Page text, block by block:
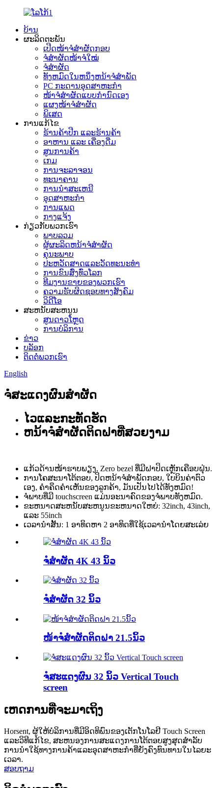
ບ້ານ
ຜະລິດຕະພັນ
ເປີດໜ້າຈໍສຳຜັດກອບ
ຈໍສຳຜັດໜ້າຈໍໃໝ່
ຈໍສຳຜັດ
ທັງຫມົດໃນຫນຶ່ງຫນ້າຈໍສໍາພັດ
PC ກະດານອຸດສາຫະກໍາ
ໜ້າຈໍສຳຜັດແບບກຳນົດເອງ
ແຜງໜ້າຈໍສຳຜັດ
ພິເສດ
ການແກ້ໄຂ
ຮ້ານຄ້າປີກ ແລະຮ້ານຄ້າ
ອາຫານ ແລະ ເຄື່ອງດື່ມ
ສູນການຄ້າ
ເກມ
ການຈະລາຈອນ
ທະນາຄານ
ການນໍາສະເຫນີ
ອຸດສາຫະກໍາ
ການແພດ
ກາງແຈ້ງ
ກ່ຽວ​ກັບ​ພວກ​ເຮົາ
ພາບລວມ
ຜູ້ຜະລິດຫນ້າຈໍສໍາຜັດ
ຄຸນະພາບ
ປະຫວັດສາດແລະວັດທະນະທໍາ
ການຂົນສົ່ງທົ່ວໂລກ
ທີມງານຂາຍຂອງພວກເຮົາ
ຄວາມຮັບຜິດຊອບທາງສັງຄົມ
ວິດີໂອ
ສະຫນັບສະຫນູນ
ສູນດາວໂຫຼດ
ການບໍລິການ
ຂ່າວ
ບລັອກ
ຕິດ​ຕໍ່​ພວກ​ເຮົາ
English
ຈໍສະແດງຜົນສໍາຜັດ
ໄວແລະກະທັດຮັດ
ຫນ້າຈໍສໍາຜັດຕິດຝາທີ່ສວຍງາມ
ແກ້ວດ້ານໜ້າຮາບພຽງ, Zero bezel ທີ່ມີຝາປິດເຫຼັກເຄືອບຝຸ່ນ.
ການ​ໂຄ​ສະ​ນາ​ໂຕ້​ຕອບ​, ປິດ​ຫນ້າ​ຈໍ​ສໍາ​ພັດ​ກອບ​, ໃບ​ບິນ​ຄ່າ​ຕົວ​
ເອງ​, ຄໍາ​ຄຶດ​ຄໍາ​ເຫັນ​ຂອງ​ລູກ​ຄ້າ​, ມັນ​ເປັນ​ໄປ​ໄດ້​ທັງ​ຫມົດ​!
ຈໍພາບທີ່ມີ touchscreen ແມ່ນອະນາຄົດຂອງຈໍພາບທັງຫມົດ.
ຂະຫນາດສະຫນັບສະຫນູນຂະຫນາດໃຫຍ່: 32inch, 43inch,
ແລະ 55inch
ເວລານໍາສັ້ນ: 1 ອາທິດຫາ 2 ອາທິດທີ່ໃຊ້ເວລານໍາໂດຍສະເລ່ຍ
ຈໍສໍາຜັດ 4K 43 ນິ້ວ
ຈໍສໍາຜັດ 32 ນິ້ວ
ໜ້າຈໍສຳຜັດຕິດຝາ 21.5ນິ້ວ
ຈໍສະແດງຜົນ 32 ນິ້ວ Vertical Touch
screen
ເຫດການທີ່ຈະມາເຖິງ
Horsent, ຜູ້ໃຫ້ບໍລິການທີ່ມີອິດທິພົນຂອງເຕັກໂນໂລຢີ Touch Screen
ແລະວິທີແກ້ໄຂ, ສະຫນອງການສະແດງການໂຕ້ຕອບສູງສຸດສໍາລັບ
ການນໍາໃຊ້ທາງການຄ້າແລະອຸດສາຫະກໍາທີ່ຍັງຄົງທົນທານໃນໄລຍະ
ເວລາ.
ສອບຖາມ